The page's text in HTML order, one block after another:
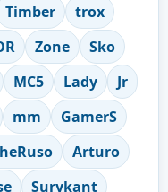
Timber
trox
Zone
Sko
MC5 Lady
Jr
mm
GamerS
Arturo
Surykant